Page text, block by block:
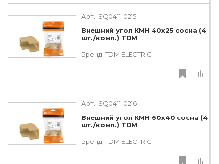
Арт.: SQ0411-0215
Внешний угол КМН 40х25 сосна (4
шт./комп.) TDM
Бренд: TDM ЕLECTRIC
Арт.: SQ0411-0216
Внешний угол КМН 60х40 сосна (4
шт./комп.) TDM
Бренд: TDM ЕLECTRIC